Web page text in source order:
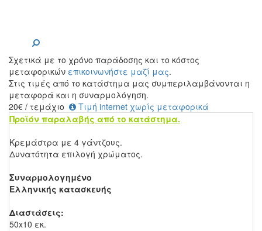
Σχετικά με το χρόνο παράδοσης και το κόστος
μεταφορικών επικοινωνήστε μαζί μας.
Στις τιμές από το κατάστημα μας συμπεριλαμβάνονται η
μεταφορά και η συναρμολόγηση.
20€ / τεμάχιο
Τιμή internet χωρίς μεταφορικά
Προϊόν παραλαβής από το κατάστημα.
Κρεμάστρα με 4 γάντζους.
Δυνατότητα επιλογή χρώματος.
Συναρμολογημένο
Ελληνικής κατασκευής
Διαστάσεις:
50x10 εκ.